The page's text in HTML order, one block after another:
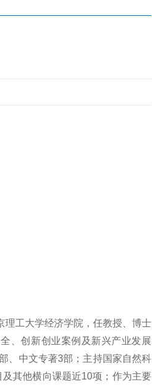
工大学经济学院， 任教授 、博士
、创新创业案例及新兴产业发展
、中文专著3部 ； 主持国家自然科
及其他横向课题近10项 ； 作为主要